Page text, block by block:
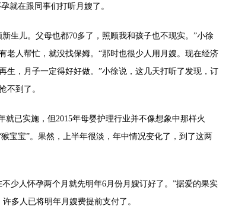
就在跟同事们打听月嫂了。
生儿。父母也都70多了，照顾我和孩子也不现实。”小徐
老人帮忙，就没找保姆。“那时也很少人用月嫂。现在经济
生，月子一定得好好做。”小徐说，这几天打听了发现，订
不到了。
就已实施，但2015年母婴护理行业并不像想象中那样火
宝宝”。果然，上半年很淡，年中情况变化了，到了这两
少人怀孕两个月就先明年6月份月嫂订好了。”据爱的果实
多人已将明年月嫂费提前支付了。